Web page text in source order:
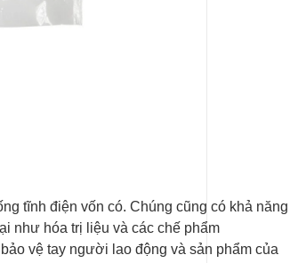
tĩnh điện vốn có. Chúng cũng có khả năng
như hóa trị liệu và các chế phẩm
vệ tay người lao động và sản phẩm của